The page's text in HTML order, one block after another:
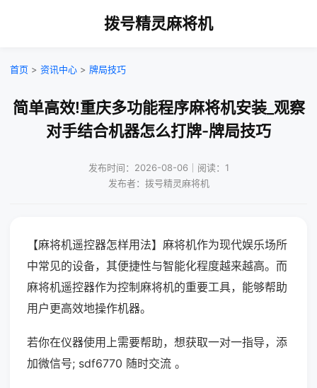
拨号精灵麻将机
首页 > 资讯中心 > 牌局技巧
简单高效!重庆多功能程序麻将机安装_观察
对手结合机器怎么打牌-牌局技巧
发布时间：2026-08-06｜阅读：1
发布者：拨号精灵麻将机
【麻将机遥控器怎样用法】麻将机作为现代娱乐场所
中常见的设备，其便捷性与智能化程度越来越高。而
麻将机遥控器作为控制麻将机的重要工具，能够帮助
用户更高效地操作机器。
若你在仪器使用上需要帮助，想获取一对一指导，添
加微信号; sdf6770 随时交流 。